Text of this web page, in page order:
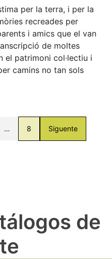
per la terra, i per la
recreades per
i amics que el van
de moltes
el patrimoni col·lectiu i
camins no tan sols
… 8 Siguente
de